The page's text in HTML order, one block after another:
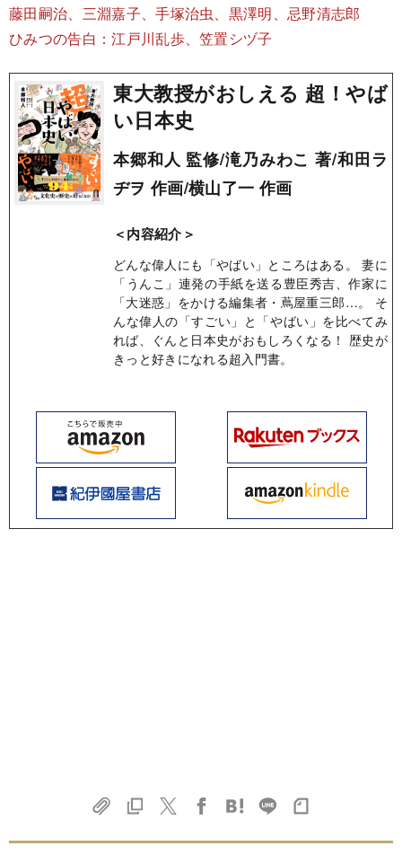
藤田嗣治、三淵嘉子、手塚治虫、黒澤明、忌野清志郎
ひみつの告白：江戸川乱歩、笠置シヅ子
東大教授がおしえる 超！やば
い日本史
本郷和人 監修/滝乃みわこ 著/和田ラ
ヂヲ 作画/横山了一 作画
＜内容紹介＞
どんな偉人にも「やばい」ところはある。 妻に
「うんこ」連発の手紙を送る豊臣秀吉、作家に
「大迷惑」をかける編集者・蔦屋重三郎…。 そ
んな偉人の「すごい」と「やばい」を比べてみ
れば、ぐんと日本史がおもしろくなる！ 歴史が
きっと好きになれる超入門書。